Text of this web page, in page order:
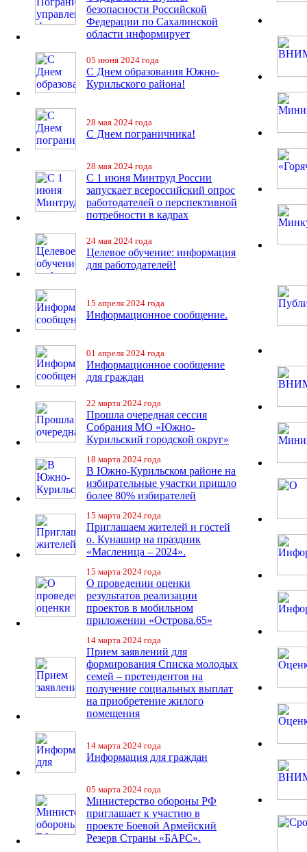
безопасности Российской
Федерации по Сахалинской
области информирует
05 июня 2024 года
С Днем образования Южно-
Курильского района!
28 мая 2024 года
С Днем пограничника!
28 мая 2024 года
С 1 июня Минтруд России
запускает всероссийский опрос
работодателей о перспективной
потребности в кадрах
24 мая 2024 года
Целевое обучение: информация
для работодателей!
15 апреля 2024 года
Информационное сообщение.
01 апреля 2024 года
Информационное сообщение
для граждан
22 марта 2024 года
Прошла очередная сессия
Собрания МО «Южно-
Курильский городской округ»
18 марта 2024 года
В Южно-Курильском районе на
избирательные участки пришло
более 80% избирателей
15 марта 2024 года
Приглашаем жителей и гостей
о. Кунашир на праздник
«Масленица – 2024».
15 марта 2024 года
О проведении оценки
результатов реализации
проектов в мобильном
приложении «Острова.65»
14 марта 2024 года
Прием заявлений для
формирования Списка молодых
семей – претендентов на
получение социальных выплат
на приобретение жилого
помещения
14 марта 2024 года
Информация для граждан
05 марта 2024 года
Министерство обороны РФ
приглашает к участию в
проекте Боевой Армейский
Резерв Страны «БАРС».